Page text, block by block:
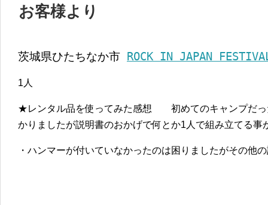
お客様より
茨城県ひたちなか市 ROCK IN JAPAN
1人
★レンタル品を使ってみた感想 初めてのキャンプだっ
かりましたが説明書のおかげで何とか1人で組み立てる事
・ハンマーが付いていなかったのは困りましたがその他